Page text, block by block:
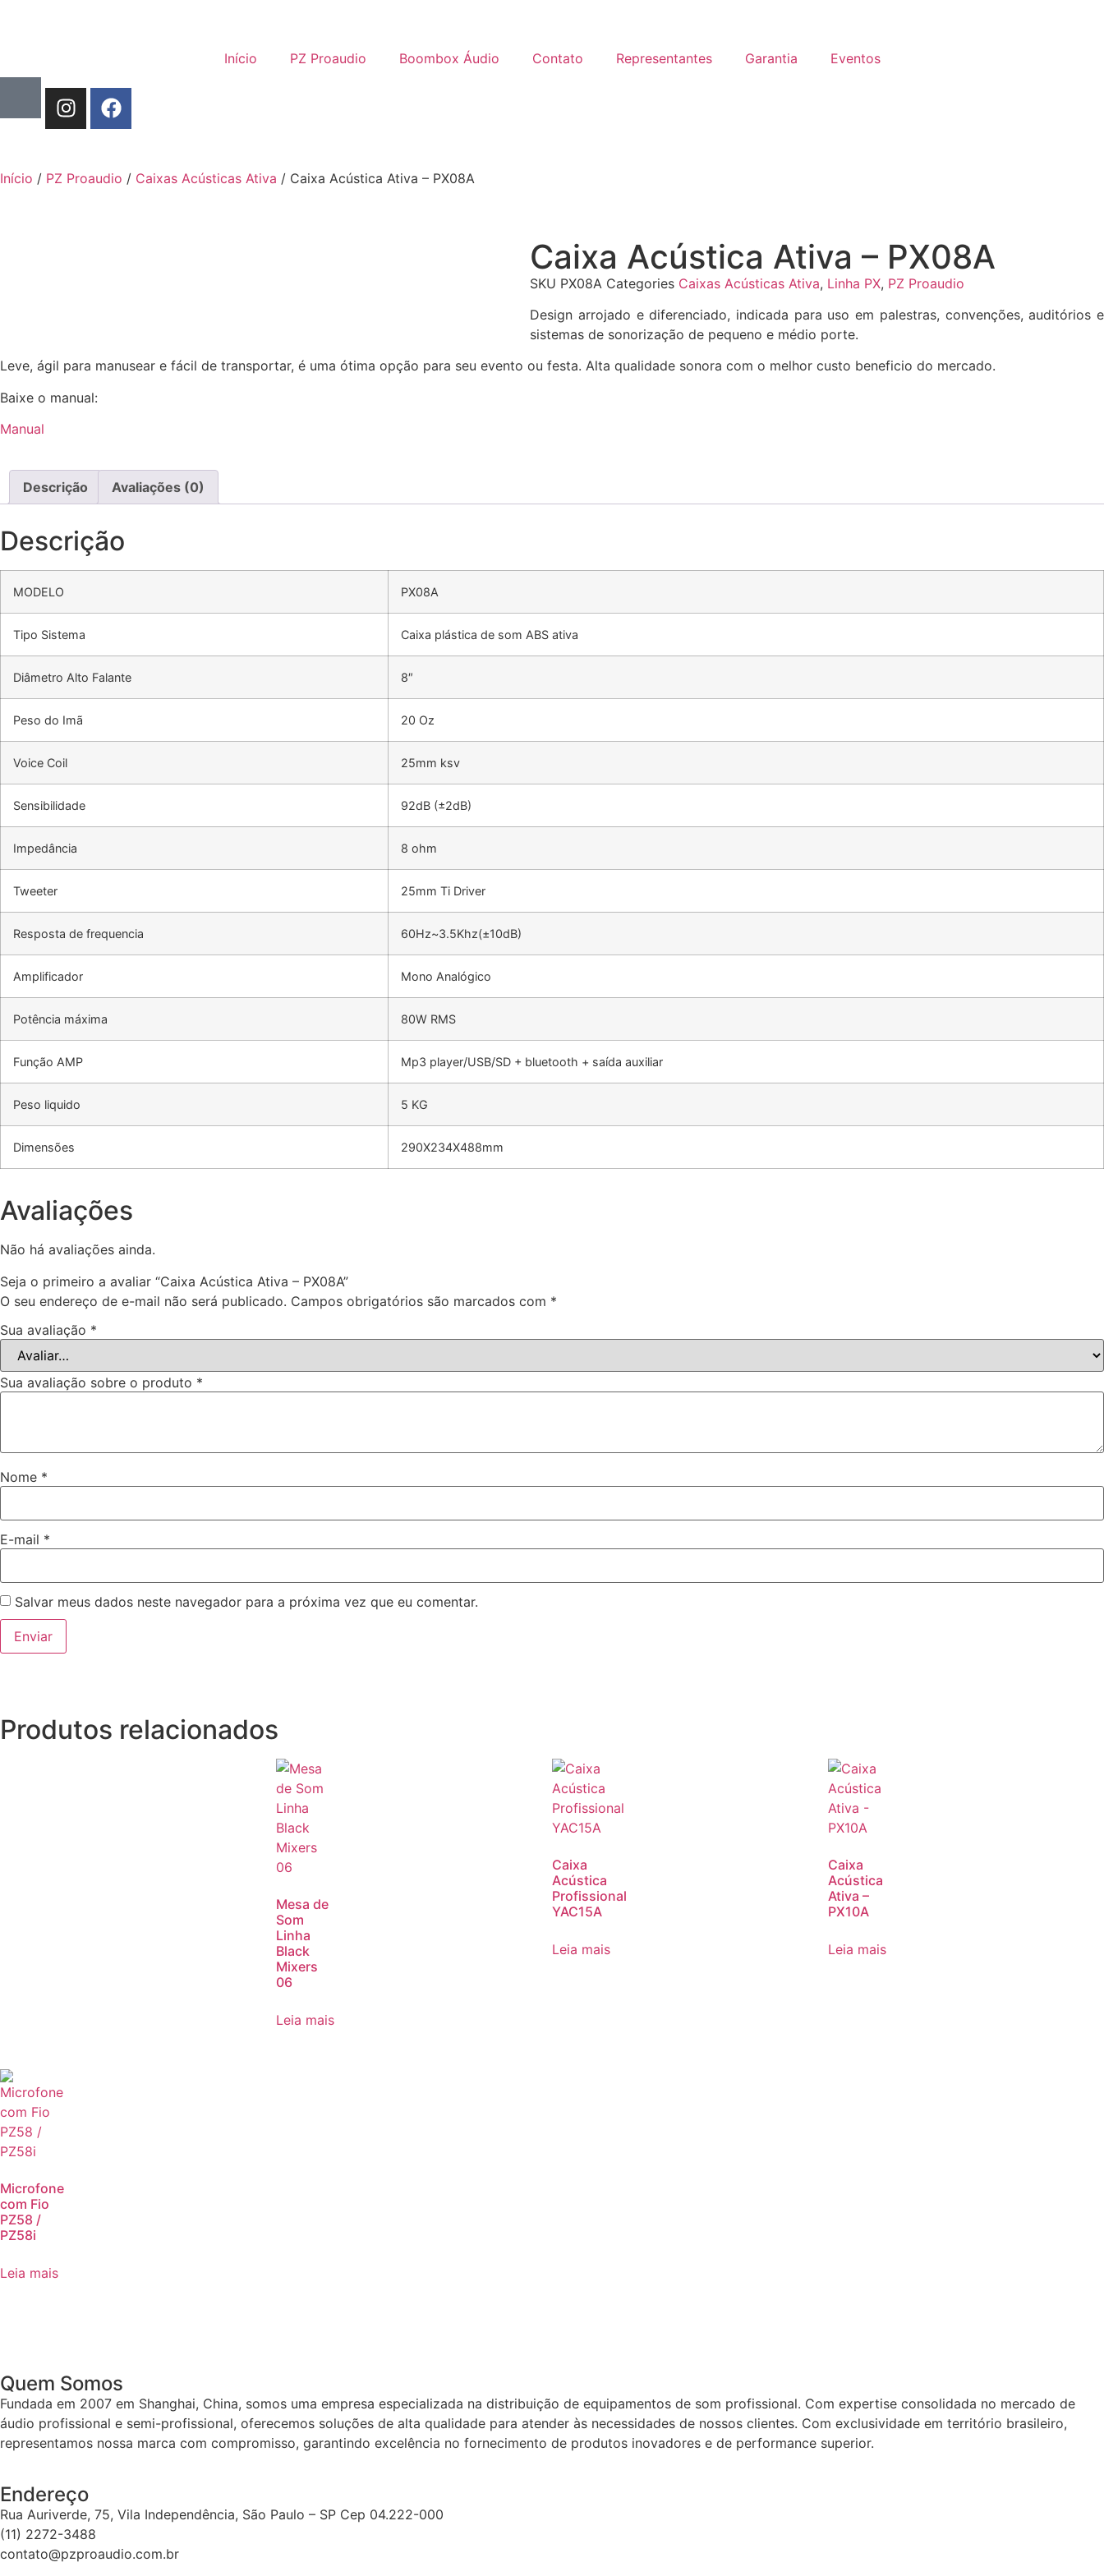
Início PZ Proaudio Boombox Áudio Contato Representantes Garantia Eventos
Início / PZ Proaudio / Caixas Acústicas Ativa / Caixa Acústica Ativa – PX08A
Caixa Acústica Ativa – PX08A
SKU PX08A Categories Caixas Acústicas Ativa, Linha PX, PZ Proaudio
Design arrojado e diferenciado, indicada para uso em palestras, convenções, auditórios e
sistemas de sonorização de pequeno e médio porte.
Leve, ágil para manusear e fácil de transportar, é uma ótima opção para seu evento ou festa. Alta qualidade sonora com o melhor custo beneficio do mercado.
Baixe o manual:
Manual
Descrição Avaliações (0)
Descrição
MODELO PX08A
Tipo Sistema Caixa plástica de som ABS ativa
Diâmetro Alto Falante 8″
Peso do Imã 20 Oz
Voice Coil 25mm ksv
Sensibilidade 92dB (±2dB)
Impedância 8 ohm
Tweeter 25mm Ti Driver
Resposta de frequencia 60Hz~3.5Khz(±10dB)
Amplificador Mono Analógico
Potência máxima 80W RMS
Função AMP Mp3 player/USB/SD + bluetooth + saída auxiliar
Peso liquido 5 KG
Dimensões 290X234X488mm
Avaliações
Não há avaliações ainda.
Seja o primeiro a avaliar “Caixa Acústica Ativa – PX08A”
O seu endereço de e-mail não será publicado. Campos obrigatórios são marcados com *
Sua avaliação *
Sua avaliação sobre o produto *
Nome *
E-mail *
Salvar meus dados neste navegador para a próxima vez que eu comentar.
Produtos relacionados
Mesa de
Som
Linha
Black
Mixers
06
Leia mais
Caixa
Acústica
Profissional
YAC15A
Leia mais
Caixa
Acústica
Ativa –
PX10A
Leia mais
Microfone
com Fio
PZ58 /
PZ58i
Leia mais
Quem Somos
Fundada em 2007 em Shanghai, China, somos uma empresa especializada na distribuição de equipamentos de som profissional. Com expertise consolidada no mercado de
áudio profissional e semi-profissional, oferecemos soluções de alta qualidade para atender às necessidades de nossos clientes. Com exclusividade em território brasileiro,
representamos nossa marca com compromisso, garantindo excelência no fornecimento de produtos inovadores e de performance superior.
Endereço
Rua Auriverde, 75, Vila Independência, São Paulo – SP Cep 04.222-000
(11) 2272-3488
contato@pzproaudio.com.br